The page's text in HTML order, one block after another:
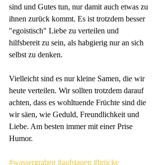
sind und Gutes tun, nur damit auch etwas zu
ihnen zurück kommt. Es ist trotzdem besser
"egoistisch" Liebe zu verteilen und
hilfsbereit zu sein, als habgierig nur an sich
selbst zu denken.
Vielleicht sind es nur kleine Samen, die wir
heute verteilen. Wir sollten trotzdem darauf
achten, dass es wohltuende Früchte sind die
wir säen, wie Geduld, Freundlichkeit und
Liebe. Am besten immer mit einer Prise
Humor.
#wassergraben #aufstauen #brücke